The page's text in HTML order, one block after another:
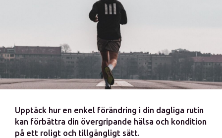
Upptäck hur en enkel förändring i din dagliga rutin
kan förbättra din övergripande hälsa och kondition
på ett roligt och tillgängligt sätt.